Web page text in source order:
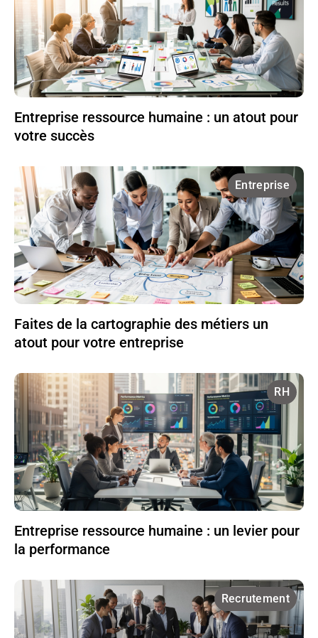
Entreprise ressource humaine : un atout pour
votre succès
Entreprise
Faites de la cartographie des métiers un
atout pour votre entreprise
RH
Entreprise ressource humaine : un levier pour
la performance
Recrutement